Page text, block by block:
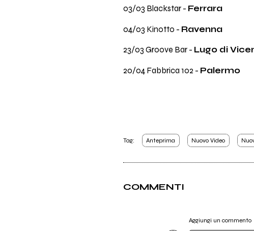
03/03 Blackstar - Ferrara
04/03 Kinotto - Ravenna
23/03 Groove Bar - Lugo di
20/04 Fabbrica 102 - Palermo
Tag: Anteprima Nuovo Video
COMMENTI
Aggiungi un commento